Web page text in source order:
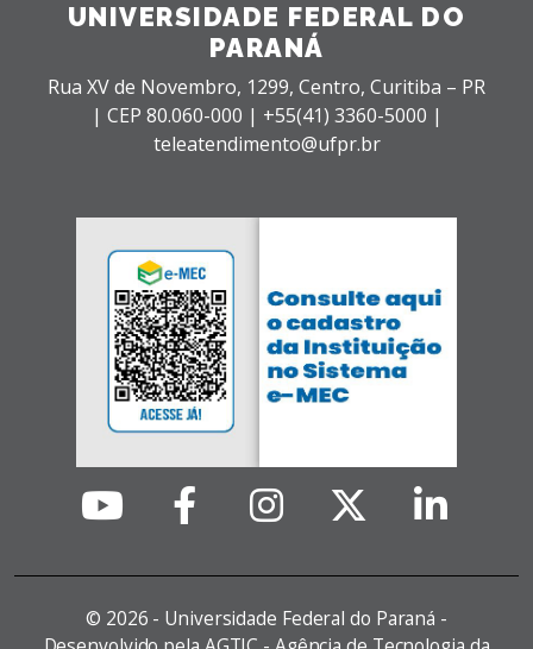
UNIVERSIDADE FEDERAL DO
PARANÁ
Rua XV de Novembro, 1299, Centro, Curitiba – PR
| CEP 80.060-000 | +55(41) 3360-5000 |
teleatendimento@ufpr.br
© 2026 - Universidade Federal do Paraná -